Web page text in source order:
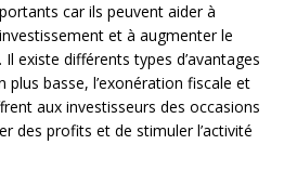
car ils peuvent aider à
et à augmenter le
existe différents types d’avantages
basse, l’exonération fiscale et
aux investisseurs des occasions
des profits et de stimuler l’activité